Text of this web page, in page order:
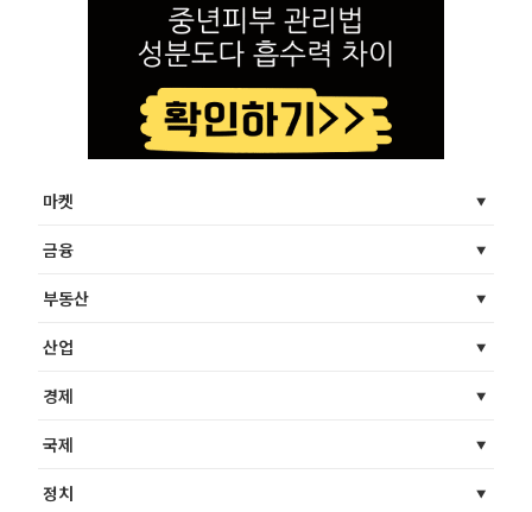
마켓
금융
부동산
산업
경제
국제
정치